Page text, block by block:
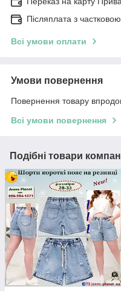
Післяплата з
Всі умови оплати
Умови повернення
Повернення товару
Всі умови повернення
Подібні товари